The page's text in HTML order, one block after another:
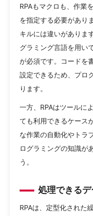
RPAもマクロも、作業
を指定する必要があり
キルには違いがありま
グラミング言語を用い
が必須です。コードを
設定できるため、プロ
ります。
一方、RPAはツールに
ても利用できるケース
な作業の自動化やトラ
ログラミングの知識が
う。
処理できる
RPAは、定型化された